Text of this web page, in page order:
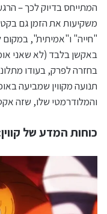
המתייחס בדיוק לכך –
משקיעות את הזמן גם
"חייה" ו"אמיתית", במקום
באקשן בלבד (לא שאני
בחזרה לפרק, בעודו
תנועה מקווין שמביעה
והמלודרמטי שלו, שזה
כוחות המדע של